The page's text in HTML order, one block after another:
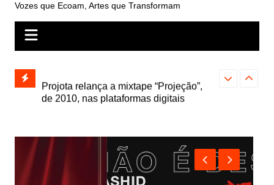
Vozes que Ecoam, Artes que Transformam
e abre
autoral,
de 2010, nas plataformas digitais
Farofa